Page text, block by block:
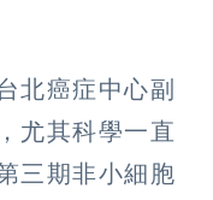
北癌症中心副
尤其科學一直
三期非小細胞